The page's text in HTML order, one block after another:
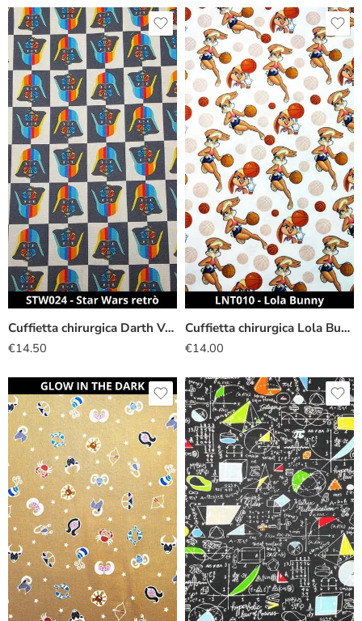
Cuffietta chirurgica Darth Vader retrò
€14.50
Cuffietta chirurgica Lola Bunny
€14.00